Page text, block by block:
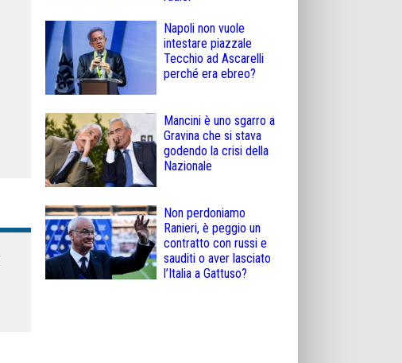
Napoli non vuole
intestare piazzale
Tecchio ad Ascarelli
perché era ebreo?
Mancini è uno sgarro a
Gravina che si stava
godendo la crisi della
Nazionale
Non perdoniamo
Ranieri, è peggio un
contratto con russi e
sauditi o aver lasciato
l’Italia a Gattuso?